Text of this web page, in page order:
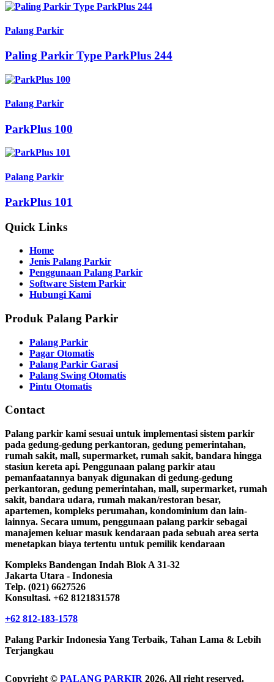
Palang Parkir
Paling Parkir Type ParkPlus 244
Palang Parkir
ParkPlus 100
Palang Parkir
ParkPlus 101
Quick Links
Home
Jenis Palang Parkir
Penggunaan Palang Parkir
Software Sistem Parkir
Hubungi Kami
Produk Palang Parkir
Palang Parkir
Pagar Otomatis
Palang Parkir Garasi
Palang Swing Otomatis
Pintu Otomatis
Contact
Palang parkir kami sesuai untuk implementasi sistem parkir
pada gedung-gedung perkantoran, gedung pemerintahan,
rumah sakit, mall, supermarket, rumah sakit, bandara hingga
stasiun kereta api. Penggunaan palang parkir atau
pemanfaatannya banyak digunakan di gedung-gedung
perkantoran, gedung pemerintahan, mall, supermarket, rumah
sakit, bandara udara, rumah makan/restoran besar,
apartemen, kompleks perumahan, kondominium dan lain-
lainnya. Secara umum, penggunaan palang parkir sebagai
manajemen keluar masuk kendaraan pada sebuah area serta
menetapkan biaya tertentu untuk pemilik kendaraan
Kompleks Bandengan Indah Blok A 31-32
Jakarta Utara - Indonesia
Telp. (021) 6627526
Konsultasi. +62 8121831578
+62 812-183-1578
Palang Parkir Indonesia Yang Terbaik, Tahan Lama & Lebih
Terjangkau
Copyright © PALANG PARKIR 2026. All right reserved.